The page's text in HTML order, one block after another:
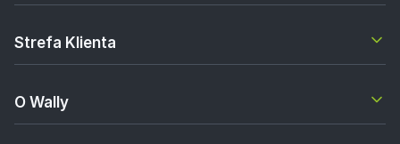
Strefa Klienta
O Wally